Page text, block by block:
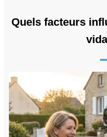
Quels facteurs